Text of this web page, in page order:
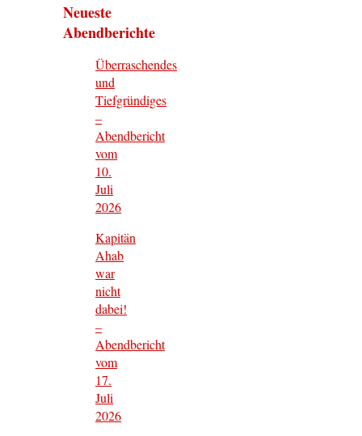
Neueste
Abendberichte
Überraschendes
und
Tiefgründiges
–
Abendbericht
vom
10.
Juli
2026
Kapitän
Ahab
war
nicht
dabei!
–
Abendbericht
vom
17.
Juli
2026